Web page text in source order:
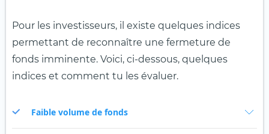
Pour les investisseurs, il existe quelques indices
permettant de reconnaître une fermeture de
fonds imminente. Voici, ci-dessous, quelques
indices et comment tu les évaluer.
Faible volume de fonds